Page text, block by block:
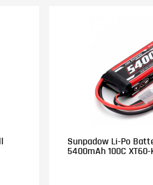
Sunpadow Li-Po
5400mAh 100C